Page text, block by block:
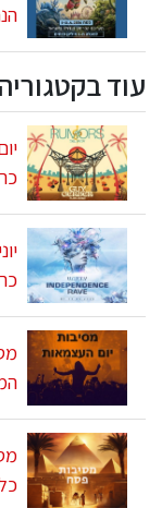
עוד בקטגוריה